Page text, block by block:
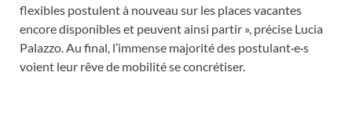
flexibles postulent à nouveau sur les places vacantes
encore disponibles et peuvent ainsi partir », précise Lucia
Palazzo. Au final, l’immense majorité des postulant·e·s
voient leur rêve de mobilité se concrétiser.